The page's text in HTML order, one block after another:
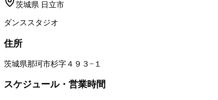
茨城県 日立市
ダンススタジオ
住所
茨城県那珂市杉字４９３−１
スケジュール・営業時間